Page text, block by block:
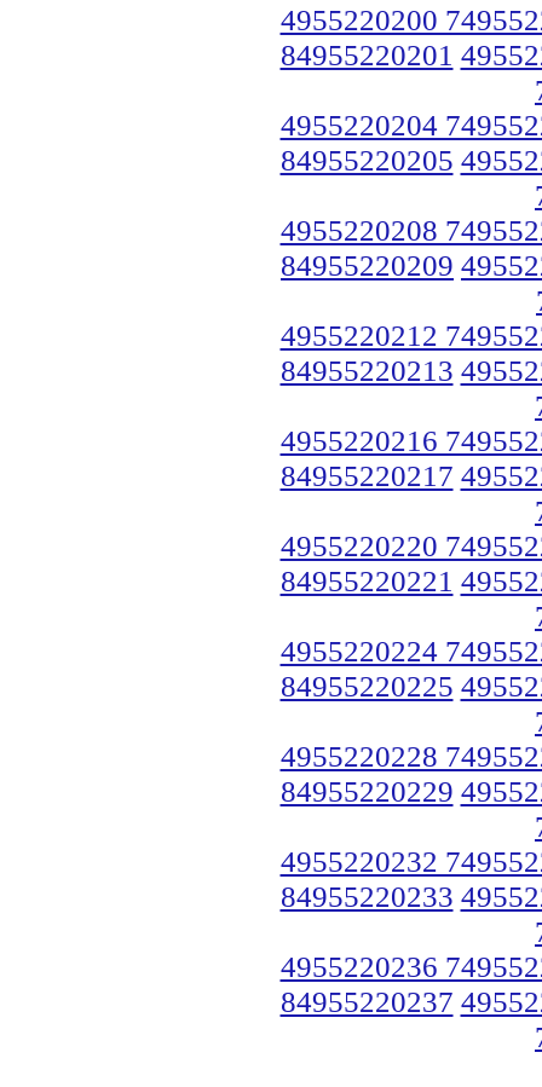
4955220200
84955220201
4955220204
84955220205
4955220208
84955220209
4955220212
84955220213
4955220216
84955220217
4955220220
84955220221
4955220224
84955220225
4955220228
84955220229
4955220232
84955220233
4955220236
84955220237